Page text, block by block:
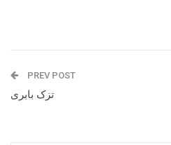
PREV POST
تزک بابری